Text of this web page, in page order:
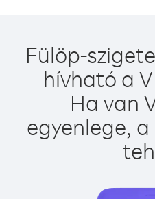
Fülöp-
hívható a
Ha van
egyenlege,